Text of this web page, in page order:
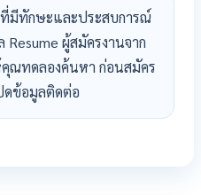
มีทักษะและประสบการณ์
ผู้สมัครงานจาก
ณทดลองค้นหา ก่อนสมัคร
ดข้อมูลติดต่อ